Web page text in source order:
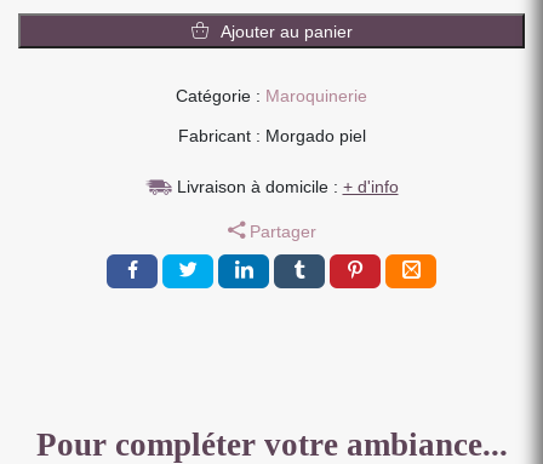
de
LE
SAC
A
CUIR
33
X
25
Ajouter au panier
Catégorie : Maroquinerie
Fabricant : Morgado piel
Livraison à domicile : + d'info
Partager
Pour compléter votre ambiance...